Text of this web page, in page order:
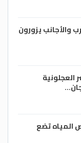
والأجانب يزورون
العجلونية
المياه تضع